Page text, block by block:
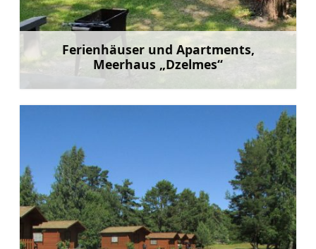
Ferienhäuser und Apartments,
Meerhaus „Dzelmes“